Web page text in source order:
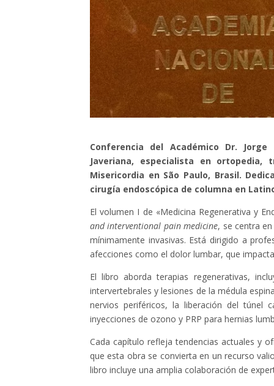
Conferencia del Académico Dr.
Javeriana, especialista en
Misericordia en São Paulo​, Brasil.
cirugía endoscópica de columna en
El volumen I de «Medicina Regenerativa y
and interventional pain medicine, se centra
mínimamente invasivas. Está dirigido a
afecciones como el dolor lumbar, que
El libro aborda terapias regenerativas,
intervertebrales y lesiones de la médula
nervios periféricos, la liberación del túnel
inyecciones de ozono y PRP para hernias
Cada capítulo refleja tendencias actuales y
que esta obra se convierta en un recurso
libro incluye una amplia colaboración de